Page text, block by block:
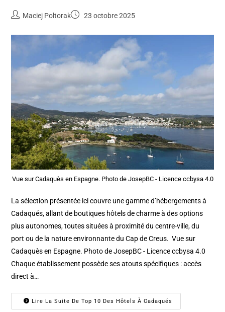
Maciej Poltorak 23 octobre 2025
Vue sur Cadaquès en Espagne. Photo de JosepBC - Licence ccbysa 4.0
La sélection présentée ici couvre une gamme d’hébergements à
Cadaqués, allant de boutiques hôtels de charme à des options
plus autonomes, toutes situées à proximité du centre-ville, du
port ou de la nature environnante du Cap de Creus. Vue sur
Cadaquès en Espagne. Photo de JosepBC - Licence ccbysa 4.0
Chaque établissement possède ses atouts spécifiques : accès
direct à…
Lire La Suite De Top 10 Des Hôtels À Cadaqués